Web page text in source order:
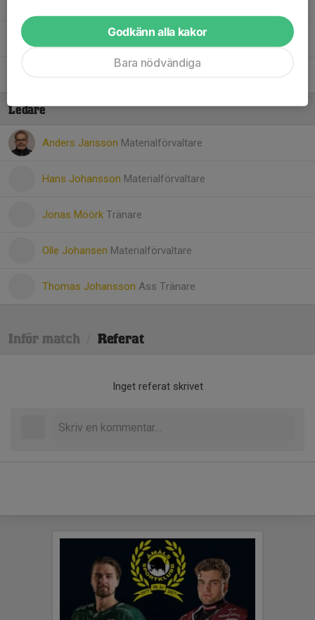
32. Ludwig Stjernberg
Ledare
Anders Jansson Materialförvaltare
Hans Johansson Materialförvaltare
Jonas Möörk Tränare
Olle Johansen Materialförvaltare
Thomas Johansson Ass Tränare
Inför match/ Referat
Inget referat skrivet
Godkänn alla kakor
Bara nödvändiga